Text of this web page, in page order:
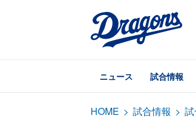
ニュース 試合情報
HOME > 試合情報 >